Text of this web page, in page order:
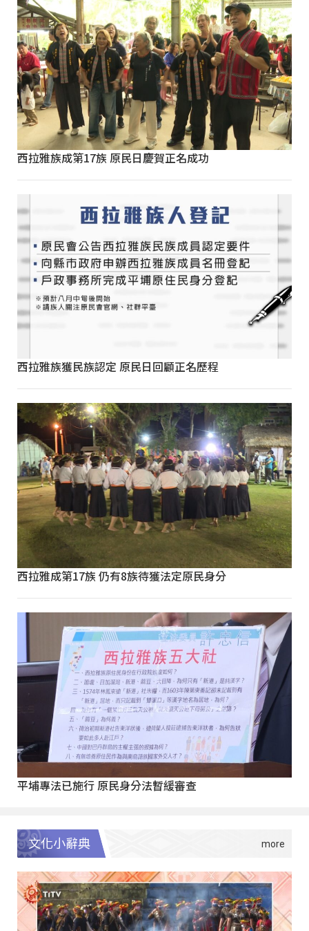
西拉雅族成第17族 原民日慶賀正名成功
西拉雅族獲民族認定 原民日回顧正名歷程
西拉雅成第17族 仍有8族待獲法定原民身分
平埔專法已施行 原民身分法暫緩審查
文化小辭典